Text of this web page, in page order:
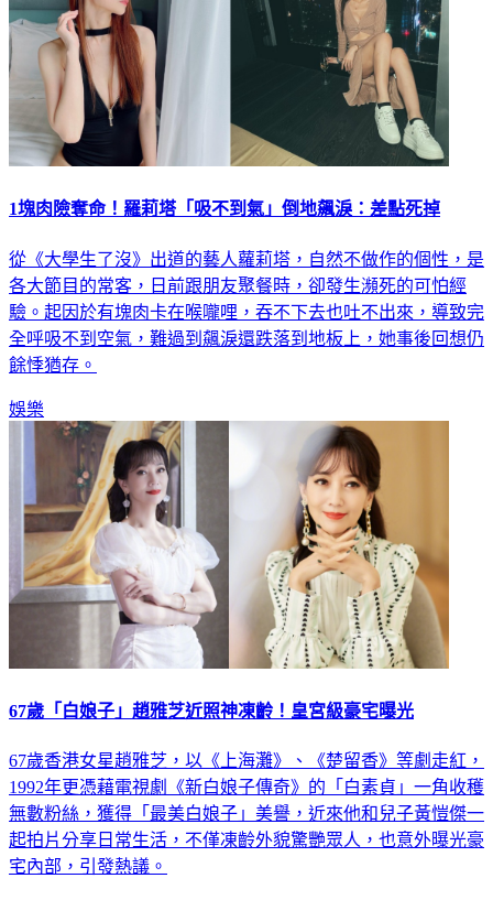
1塊肉險奪命！羅莉塔「吸不到氣」倒地飆淚：差點死掉
從《大學生了沒》出道的藝人蘿莉塔，自然不做作的個性，是
各大節目的常客，日前跟朋友聚餐時，卻發生瀕死的可怕經
驗。起因於有塊肉卡在喉嚨哩，吞不下去也吐不出來，導致完
全呼吸不到空氣，難過到飆淚還跌落到地板上，她事後回想仍
餘悸猶存。
娛樂
67歲「白娘子」趙雅芝近照神凍齡！皇宮級豪宅曝光
67歲香港女星趙雅芝，以《上海灘》、《楚留香》等劇走紅，
1992年更憑藉電視劇《新白娘子傳奇》的「白素貞」一角收穫
無數粉絲，獲得「最美白娘子」美譽，近來他和兒子黃愷傑一
起拍片分享日常生活，不僅凍齡外貌驚艷眾人，也意外曝光豪
宅內部，引發熱議。